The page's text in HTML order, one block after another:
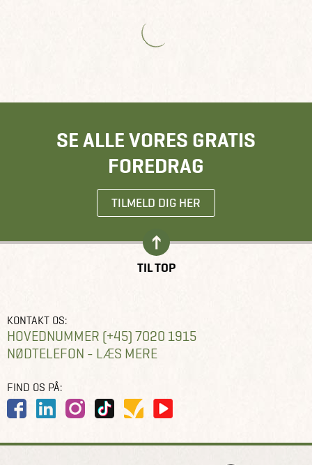
SE ALLE VORES GRATIS
FOREDRAG
TILMELD DIG HER
TIL TOP
KONTAKT OS:
HOVEDNUMMER (+45) 7020 1915
NØDTELEFON - LÆS MERE
FIND OS PÅ: